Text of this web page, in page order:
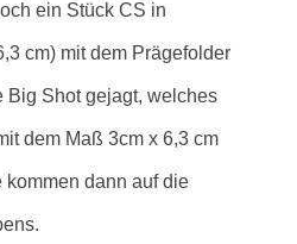
ein Stück CS in
cm) mit dem Prägefolder
Big Shot gejagt, welches
dem Maß 3cm x 6,3 cm
dann auf die